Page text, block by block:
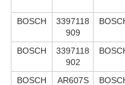
BOSCH
3397118
909
BOSCH
3397118
902
BOSCH AR607S